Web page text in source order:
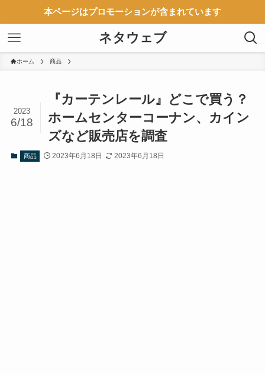
本ページはプロモーションが含まれています
ネタウェブ
ホーム 商品
『カーテンレール』どこで買う？
ホームセンターコーナン、カイン
ズなど販売店を調査
2023
6/18
商品 2023年6月18日 2023年6月18日